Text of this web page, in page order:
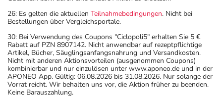
26: Es gelten die aktuellen Teilnahmebedingungen. Nicht bei
Bestellungen über Vergleichsportale.
30: Bei Verwendung des Coupons "Ciclopoli5" erhalten Sie 5 €
Rabatt auf PZN 8907142. Nicht anwendbar auf rezeptpflichtige
Artikel, Bücher, Säuglingsanfangsnahrung und Versandkosten.
Nicht mit anderen Aktionsvorteilen (ausgenommen Coupons)
kombinierbar und nur einzulösen unter www.aponeo.de und in der
APONEO App. Gültig: 06.08.2026 bis 31.08.2026. Nur solange der
Vorrat reicht. Wir behalten uns vor, die Aktion früher zu beenden.
Keine Barauszahlung.